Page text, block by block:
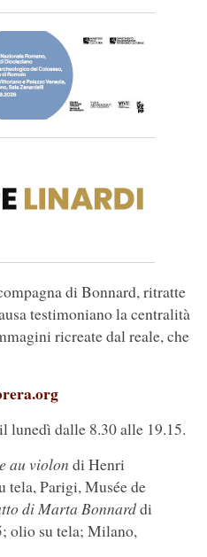
di Bonnard, ritratte
testimoniano la centralità
ricreate dal reale, che
dalle 8.30 alle 19.15.
au violon di Henri
tela, Parigi, Musée de
di Marta Bonnarddi
olio su tela; Milano,